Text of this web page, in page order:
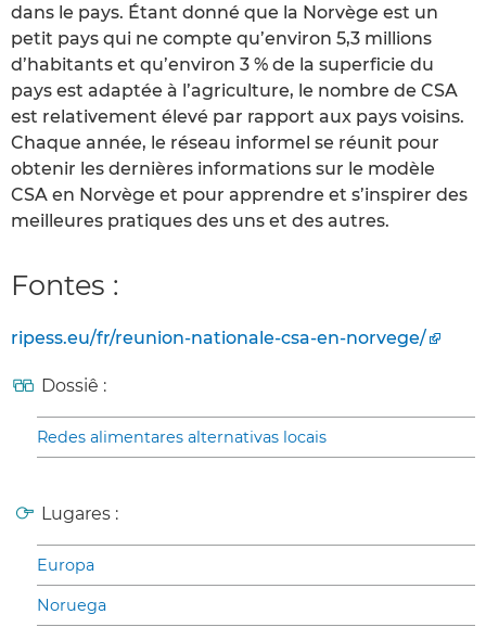
dans le pays. Étant donné que la Norvège est un
petit pays qui ne compte qu’environ 5,3 millions
d’habitants et qu’environ 3 % de la superficie du
pays est adaptée à l’agriculture, le nombre de CSA
est relativement élevé par rapport aux pays voisins.
Chaque année, le réseau informel se réunit pour
obtenir les dernières informations sur le modèle
CSA en Norvège et pour apprendre et s’inspirer des
meilleures pratiques des uns et des autres.
Fontes :
ripess.eu/fr/reunion-nationale-csa-en-norvege/
Dossiê :
Redes alimentares alternativas locais
Lugares :
Europa
Noruega